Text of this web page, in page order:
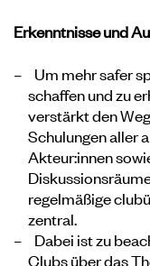
Erkenntnisse und
Um mehr safer
schaffen und zu
verstärkt den
Schulungen aller
Akteur:innen
regelmäßige
zentral.
Dabei ist zu
Clubs über das